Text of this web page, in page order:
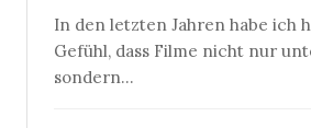
In den letzten Jahren habe ich
Gefühl, dass Filme nicht nur
sondern...